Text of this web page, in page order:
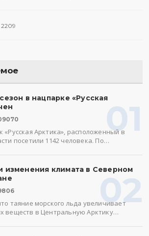
2209
01
в нацпарке «Русская
Арктика», расположенный в
посетили 1142 человека. По…
02
изменения климата в Северном
таяние морского льда увеличивает
веществ в Центральную Арктику…